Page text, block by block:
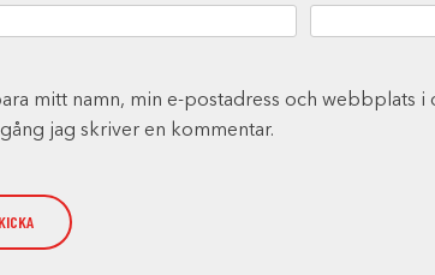
mitt namn, min e-postadress och webbplats i
gång jag skriver en kommentar.